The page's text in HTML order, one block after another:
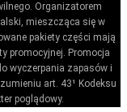
Organizatorem
mieszcząca się w
pakiety części mają
promocyjnej. Promocja
wyczerpania zapasów i
art. 43¹ Kodeksu
poglądowy.